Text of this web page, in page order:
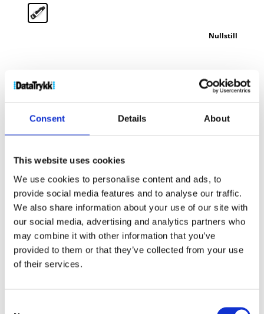
Consent Details About
This website uses cookies
We use cookies to personalise content and ads, to
provide social media features and to analyse our traffic.
We also share information about your use of our site with
our social media, advertising and analytics partners who
may combine it with other information that you’ve
provided to them or that they’ve collected from your use
of their services.
Nullstill
oppladbar
lommelykt
antall
Kjøp produkt
uten print
Be om pris
produkt med
Produktnr: Kategorier: Lamper
Verktøy og
biltilbehør
Stikkord: lommelykt,lumen,lys,stac,
taktisk,utendørs